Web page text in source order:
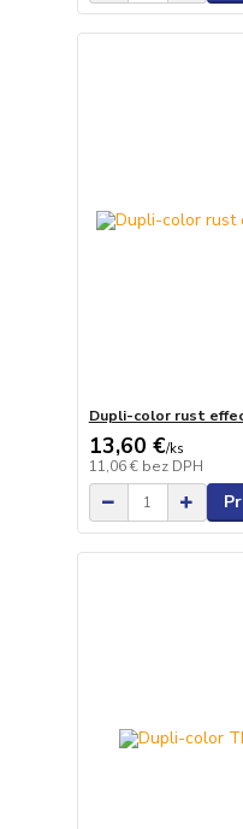
Dupli-color rust
13,60 €/ks
11,06 € bez DPH